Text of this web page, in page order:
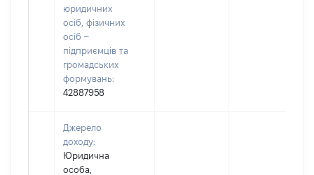
юридичних
осіб, фізичних
осіб –
підприємців та
громадських
формувань:
42887958
Джерело
доходу:
Юридична
особа,